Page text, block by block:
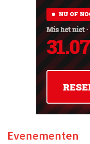
Evenementen